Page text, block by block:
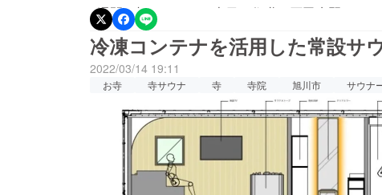
2週間を切りました。本日は住職・石田慶嗣より
慶誠寺では、檀家さんや地域の方々とともにさま
りたいと考えている常設サウナは、「多くの方が
のか」を真摯に考え、そして次へ向かうための大
まからご支援を賜れますよう、よろしくお願い申
ナを愛する方々のご協力により、多くの返礼品も
てもらう、いつか訪れる日のために慶誠寺湯堂サ
な目的でお選びいただけますので、返礼品の一覧
冷凍コンテナを活用した常設サ
2022/03/14 19:11
お寺 寺サウナ 寺 寺院 旭川市 サウナ